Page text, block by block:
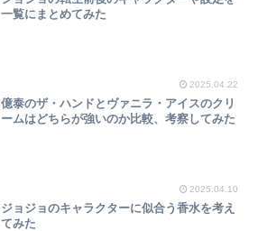
一覧にまとめてみた
2025.04.22
億泰のザ・ハンドとヴァニラ・アイスのクリ
ームはどちらが強いのか比較、考察してみた
2025.04.10
ジョジョのキャラクターに似合う香水を考え
てみた